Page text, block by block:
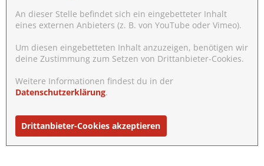
An dieser Stelle befindet sich ein eingebetteter Inhalt
eines externen Anbieters (z. B. von YouTube oder Vimeo).
Um diesen eingebetteten Inhalt anzuzeigen, benötigen wir
deine Zustimmung zum Setzen von Drittanbieter-Cookies.
Weitere Informationen findest du in der
Datenschutzerklärung.
Drittanbieter-Cookies akzeptieren